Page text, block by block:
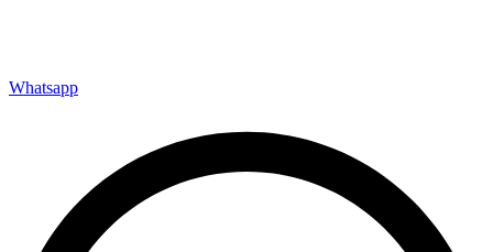
Whatsapp